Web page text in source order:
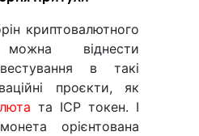
криптовалютного
віднести
в такі
проєкти, як
та ІСР токен. І
орієнтована